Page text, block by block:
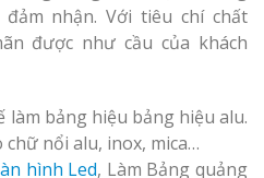
nhận. Với tiêu chí chất
được như cầu của khách
làm bảng hiệu bảng hiệu alu.
nổi alu, inox, mica…
hình Led, Làm Bảng quảng